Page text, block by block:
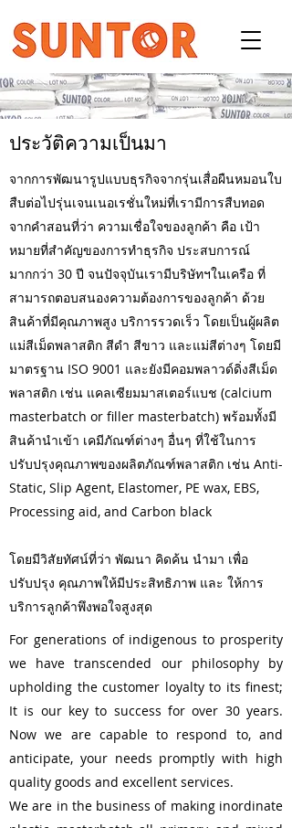
ประวัติความเป็นมา
จากการพัฒนารูปแบบธุรกิจจากรุ่นเสื่อผืนหมอนใบ
สืบต่อไปรุ่นเจนเนอเรชั่นใหม่ที่เรามีการสืบทอด
จากคำสอนที่ว่า ความเชื่อใจของลูกค้า คือ เป้า
หมายที่สำคัญของการทำธุรกิจ ประสบการณ์
มากกว่า 30 ปี จนปัจจุบันเรามีบริษัทฯในเครือ ที่
สามารถตอบสนองความต้องการของลูกค้า ด้วย
สินค้าที่มีคุณภาพสูง บริการรวดเร็ว โดยเป็นผู้ผลิต
แม่สีเม็ดพลาสติก สีดำ สีขาว และแม่สีต่างๆ โดยมี
มาตรฐาน ISO 9001 และยังมีคอมพลาวด์ดิ่งสีเม็ด
พลาสติก เช่น แคลเซียมมาสเตอร์แบช (calcium
masterbatch or filler masterbatch) พร้อมทั้งมี
สินค้านำเข้า เคมีภัณฑ์ต่างๆ อื่นๆ ที่ใช้ในการ
ปรับปรุงคุณภาพของผลิตภัณฑ์พลาสติก เช่น Anti-
Static, Slip Agent, Elastomer, PE wax, EBS,
Processing aid, and Carbon black
โดยมีวิสัยทัศน์ที่ว่า พัฒนา คิดค้น นำมา เพื่อ
ปรับปรุง คุณภาพให้มีประสิทธิภาพ และ ให้การ
บริการลูกค้าพึงพอใจสูงสุด
For generations of indigenous to prosperity
we have transcended our philosophy by
upholding the customer loyalty to its finest;
It is our key to success for over 30 years.
Now we are capable to respond to, and
anticipate, your needs promptly with high
quality goods and excellent services.
We are in the business of making inordinate